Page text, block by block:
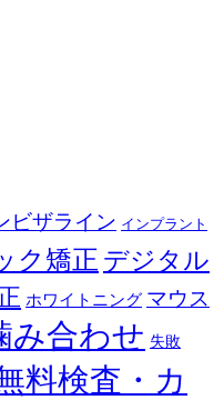
ビザライン インプラント
ク矯正 デジタル
ホワイトニング マウス
み合わせ 失敗
料検査・カ